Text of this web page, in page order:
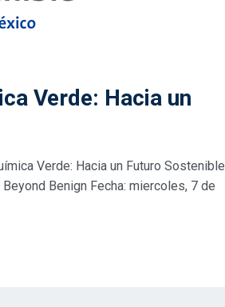
Verde: Hacia un
Verde: Hacia un Futuro Sostenible
Benign Fecha: miercoles, 7 de